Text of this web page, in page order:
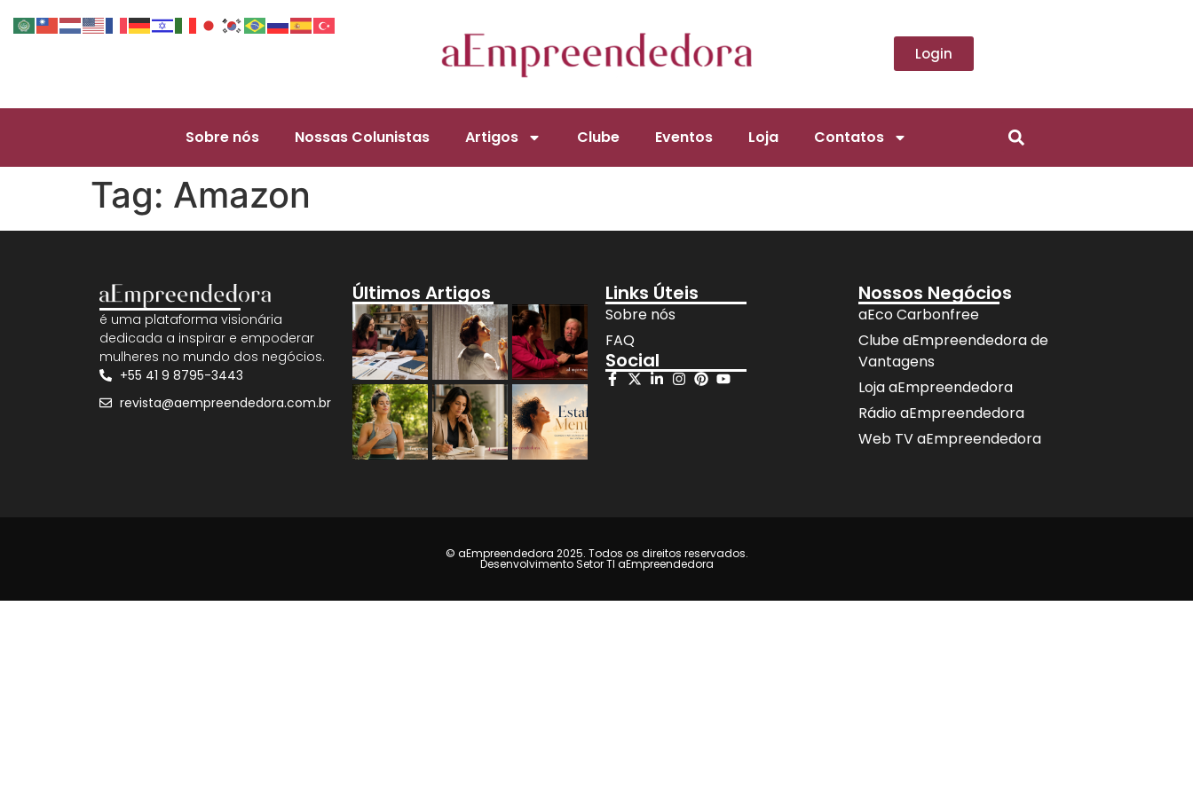
Login
Sobre nós Nossas Colunistas Artigos Clube Eventos Loja Contatos
Tag: Amazon
é uma plataforma visionária
dedicada a inspirar e empoderar
mulheres no mundo dos negócios.
+55 41 9 8795-3443
revista@aempreendedora.com.br
Últimos Artigos Links Úteis
Sobre nós
FAQ
Social
Nossos Negócios
aEco Carbonfree
Clube aEmpreendedora de
Vantagens
Loja aEmpreendedora
Rádio aEmpreendedora
Web TV aEmpreendedora
© aEmpreendedora 2025. Todos os direitos reservados.
Desenvolvimento Setor TI aEmpreendedora